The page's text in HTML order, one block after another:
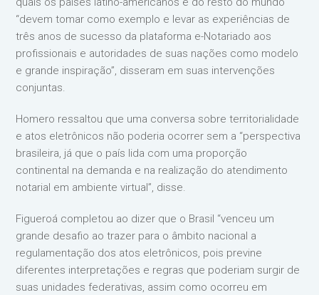
“devem tomar como exemplo e levar as experiências de
três anos de sucesso da plataforma e-Notariado aos
profissionais e autoridades de suas nações como modelo
e grande inspiração”, disseram em suas intervenções
conjuntas.
Homero ressaltou que uma conversa sobre territorialidade
e atos eletrônicos não poderia ocorrer sem a “perspectiva
brasileira, já que o país lida com uma proporção
continental na demanda e na realização do atendimento
notarial em ambiente virtual”, disse.
Figueroá completou ao dizer que o Brasil “venceu um
grande desafio ao trazer para o âmbito nacional a
regulamentação dos atos eletrônicos, pois previne
diferentes interpretações e regras que poderiam surgir de
suas unidades federativas, assim como ocorreu em